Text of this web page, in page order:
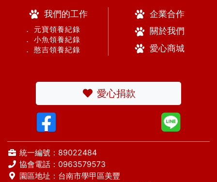
我們的工作
． 元寶領養紀錄
． 小魚領養紀錄
． 憨吉領養紀錄
企業合作
關於我們
愛心商城
愛心捐款
統一編號：89022484
協會電話： 0963579573
園區地址：台南市學甲區美豐